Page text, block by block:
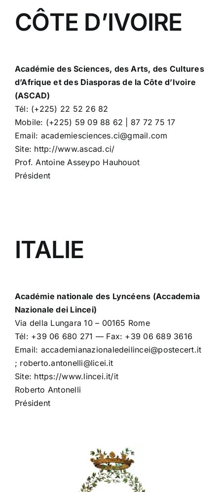
CÔTE D’IVOIRE
Académie des Sciences, des Arts, des Cultures
d’Afrique et des Diasporas de la Côte d’Ivoire
(ASCAD)
Tél: (+225) 22 52 26 82
Mobile: (+225) 59 09 88 62 | 87 72 75 17
Email: academiesciences.ci@gmail.com
Site: http://www.ascad.ci/
Prof. Antoine Asseypo Hauhouot
Président
ITALIE
Académie nationale des Lyncéens (Accademia
Nazionale dei Lincei)
Via della Lungara 10 – 00165 Rome
Tél: +39 06 680 271 — Fax: +39 06 689 3616
Email: accademianazionaledeilincei@postecert.it
; roberto.antonelli@licei.it
Site: https://www.lincei.it/it
Roberto Antonelli
Président